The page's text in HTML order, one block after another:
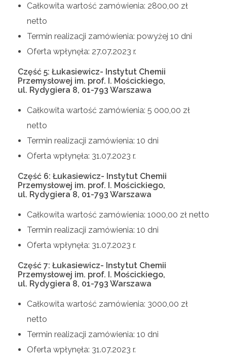
Całkowita wartość zamówienia: 2800,00 zł
netto
Termin realizacji zamówienia: powyżej 10 dni
Oferta wpłynęła: 27.07.2023 r.
Część 5: Łukasiewicz- Instytut Chemii
Przemysłowej im. prof. I. Mościckiego,
ul. Rydygiera 8, 01-793 Warszawa
Całkowita wartość zamówienia: 5 000,00 zł
netto
Termin realizacji zamówienia: 10 dni
Oferta wpłynęła: 31.07.2023 r.
Część 6: Łukasiewicz- Instytut Chemii
Przemysłowej im. prof. I. Mościckiego,
ul. Rydygiera 8, 01-793 Warszawa
Całkowita wartość zamówienia: 1000,00 zł netto
Termin realizacji zamówienia: 10 dni
Oferta wpłynęła: 31.07.2023 r.
Część 7: Łukasiewicz- Instytut Chemii
Przemysłowej im. prof. I. Mościckiego,
ul. Rydygiera 8, 01-793 Warszawa
Całkowita wartość zamówienia: 3000,00 zł
netto
Termin realizacji zamówienia: 10 dni
Oferta wpłynęła: 31.07.2023 r.